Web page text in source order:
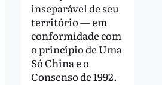
inseparável de seu
território — em
conformidade com
o princípio de Uma
Só China e o
Consenso de 1992.